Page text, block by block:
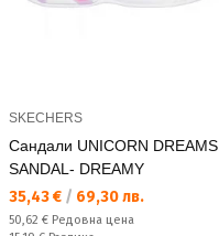
SKECHERS
Сандали UNICORN DREAMS
SANDAL- DREAMY
Текуща цена:
35,43 € / 69,30 лв.
Редовна цена:
50,62 € Редовна цена